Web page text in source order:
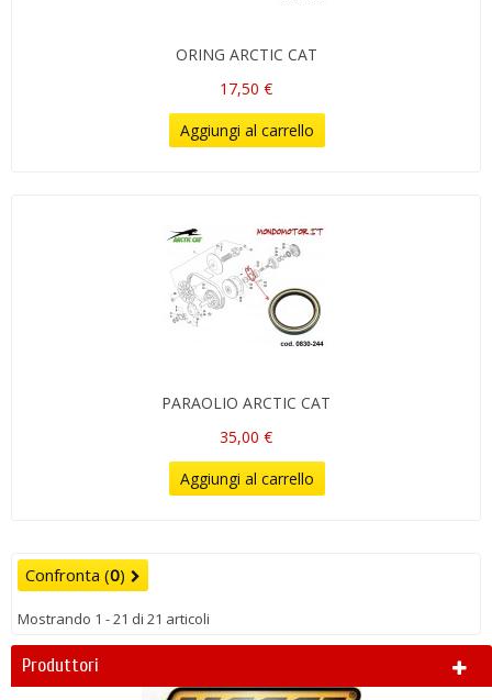
ORING ARCTIC CAT
17,50 €
Aggiungi al carrello
PARAOLIO ARCTIC CAT
35,00 €
Aggiungi al carrello
Confronta (0)
Mostrando 1 - 21 di 21 articoli
Produttori